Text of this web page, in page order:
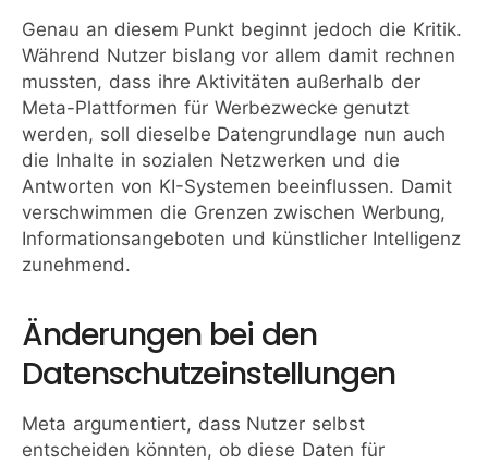
Genau an diesem Punkt beginnt jedoch die Kritik.
Während Nutzer bislang vor allem damit rechnen
mussten, dass ihre Aktivitäten außerhalb der
Meta-Plattformen für Werbezwecke genutzt
werden, soll dieselbe Datengrundlage nun auch
die Inhalte in sozialen Netzwerken und die
Antworten von KI-Systemen beeinflussen. Damit
verschwimmen die Grenzen zwischen Werbung,
Informationsangeboten und künstlicher Intelligenz
zunehmend.
Änderungen bei den
Datenschutzeinstellungen
Meta argumentiert, dass Nutzer selbst
entscheiden könnten, ob diese Daten für